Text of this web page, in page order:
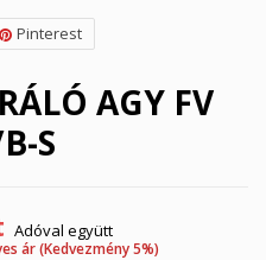
Pinterest
AGY FV
S
Adóval együtt
ár (Kedvezmény 5%)